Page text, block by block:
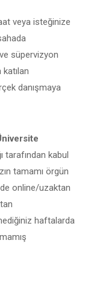
veya isteğinize
süpervizyon
danışmaya
tarafından kabul
tamamı örgün
online/uzaktan
haftalarda